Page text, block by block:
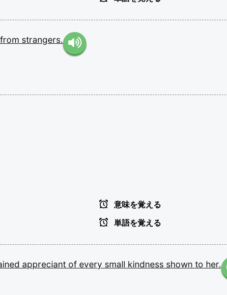
from strangers.
意味を覚える
単語を覚える
appreciant of every small kindness shown to her.